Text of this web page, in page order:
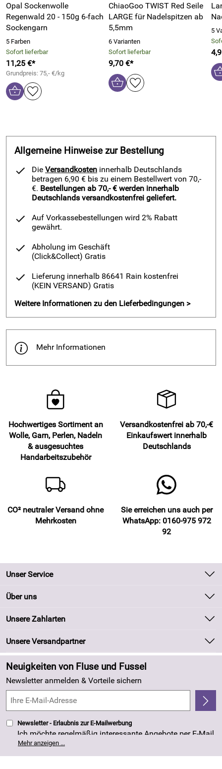
Opal Sockenwolle
Regenwald 20 - 150g 6-fach
Sockengarn
5 Farben
Sofort lieferbar
11,25 €*
Grundpreis: 75,- €/kg
ChiaoGoo TWIST Red Seile
LARGE für Nadelspitzen ab
5,5mm
6 Varianten
Sofort lieferbar
9,70 €*
5
Allgemeine Hinweise zur Bestellung
Die Versandkosten innerhalb Deutschlands
betragen 6,90 € bis zu einem Bestellwert von 70,-
€. Bestellungen ab 70,- € werden innerhalb
Deutschlands versandkostenfrei geliefert.
Auf Vorkassebestellungen wird 2% Rabatt
gewährt.
Abholung im Geschäft
(Click&Collect) Gratis
Lieferung innerhalb 86641 Rain kostenfrei
(KEIN VERSAND) Gratis
Weitere Informationen zu den Lieferbedingungen >
Mehr Informationen
Hochwertiges Sortiment an
Wolle, Garn, Perlen, Nadeln
& ausgesuchtes
Handarbeitszubehör
Versandkostenfrei ab 70,-€
Einkaufswert innerhalb
Deutschlands
CO² neutraler Versand ohne
Mehrkosten
Sie erreichen uns auch per
WhatsApp: 0160-975 972
92
Unser Service
Kontakt
Kundeninformationen
Newsletter
Zahlung und Versand
Kundenlogin
Über uns
Unsere Bestseller
Neu
Angebote
Made in Germany
4,8/5
Unsere Zahlarten
Unsere Versandpartner
Neuigkeiten von Fluse und Fussel
Newsletter anmelden & Vorteile sichern
Newsletter - Erlaubnis zur E-Mailwerbung
Ich möchte regelmäßig interessante Angebote per E-Mail
erhalten. Meine E-Mail-Adresse wird nicht an andere
Unternehmen weitergegeben. Die Einwilligung zur
Nutzung meiner E-Mail- Adresse für Werbezwecke kann
Mehr anzeigen ...